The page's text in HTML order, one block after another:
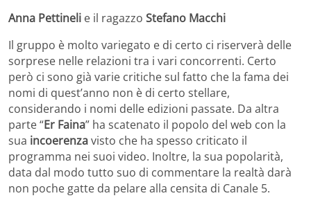
Anna Pettineli e il ragazzo Stefano Macchi
Il gruppo è molto variegato e di certo ci riserverà delle
sorprese nelle relazioni tra i vari concorrenti. Certo
però ci sono già varie critiche sul fatto che la fama dei
nomi di quest’anno non è di certo stellare,
considerando i nomi delle edizioni passate. Da altra
parte “Er Faina” ha scatenato il popolo del web con la
sua incoerenzavisto che ha spesso criticato il
programma nei suoi video. Inoltre, la sua popolarità,
data dal modo tutto suo di commentare la realtà darà
non poche gatte da pelare alla censita di Canale 5.